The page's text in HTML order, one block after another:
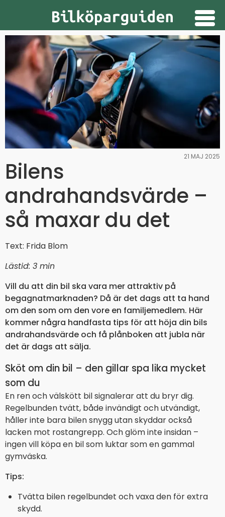
Guider
Provkörningar
Nyheter
Prenumerera
Annonsera
21 MAJ 2025
Bilens
andrahandsvärde –
så maxar du det
Text: Frida Blom
Lästid: 3 min
Vill du att din bil ska vara mer attraktiv på
begagnatmarknaden? Då är det dags att ta hand
om den som om den vore en familjemedlem. Här
kommer några handfasta tips för att höja din bils
andrahandsvärde och få plånboken att jubla när
det är dags att sälja.
Sköt om din bil – den gillar spa lika mycket
som du
En ren och välskött bil signalerar att du bryr dig.
Regelbunden tvätt, både invändigt och utvändigt,
håller inte bara bilen snygg utan skyddar också
lacken mot rostangrepp. Och glöm inte insidan –
ingen vill köpa en bil som luktar som en gammal
gymväska.
Tips:
Tvätta bilen regelbundet och vaxa den för extra
skydd.